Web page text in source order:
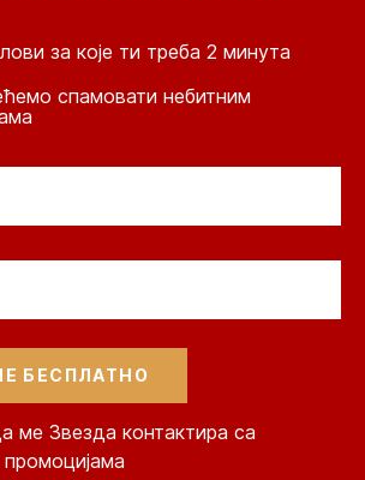
за које ти треба 2 минута
спамовати небитним
ме Звезда контактира са